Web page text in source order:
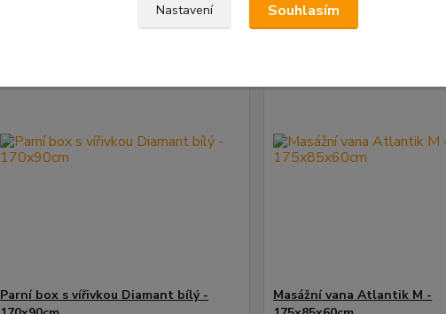
Parní box s vířivkou Diamant bílý -
Novinka
Masážní vana Atlantik M -
Nastavení Souhlasím